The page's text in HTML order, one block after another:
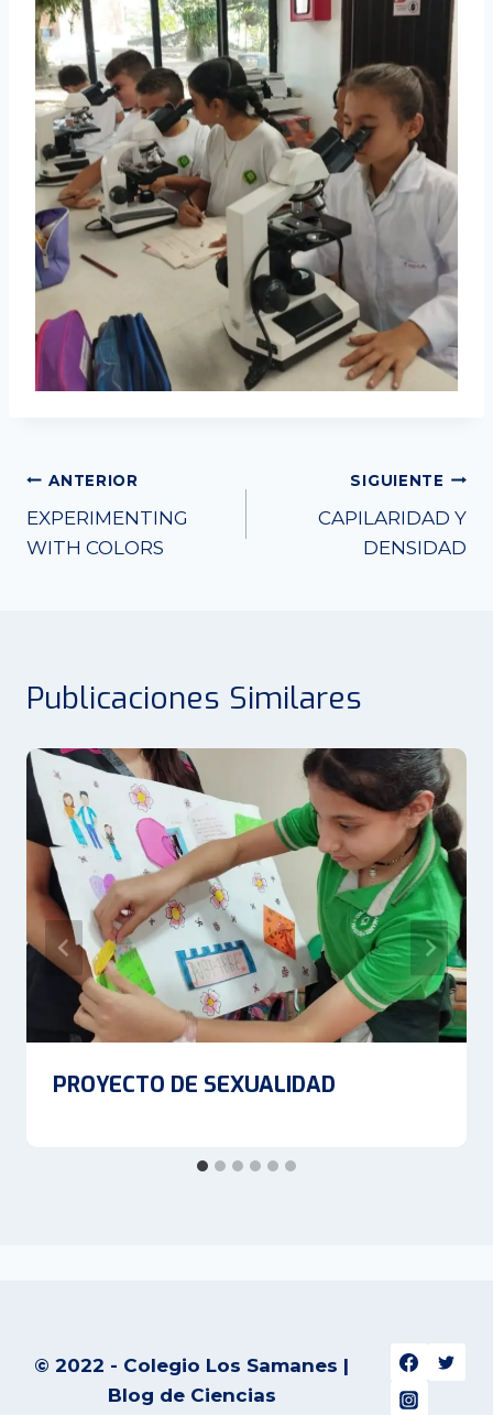
Navegación
de
ANTERIOR
EXPERIMENTING
WITH COLORS
SIGUIENTE
CAPILARIDAD Y
DENSIDAD
Publicaciones Similares
PROYECTO DE SEXUALIDAD
© 2022 - Colegio Los Samanes |
Blog de Ciencias